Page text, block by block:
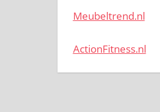
Meubeltrend.nl
ActionFitness.nl